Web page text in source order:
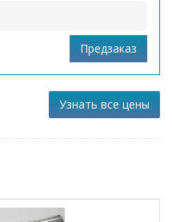
Узнать все цены